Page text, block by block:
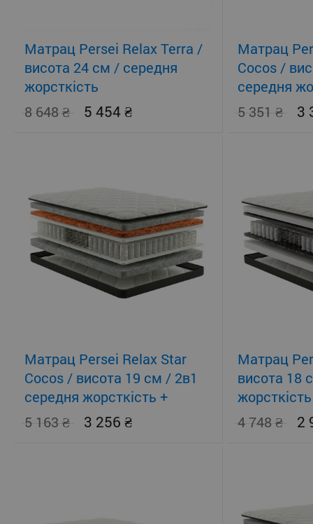
Матрац Persei Relax Terra /
висота 24 см / середня
жорсткість
8 648
5 454
Матрац
Cocos /
середня
помірно-
5 351 3
Матрац Persei Relax Star
Cocos / висота 19 см / 2в1
середня жорсткість +
помірно-жорсткий
5 163 3 256
Матрац
висота 18
жорсткість
4 748
2